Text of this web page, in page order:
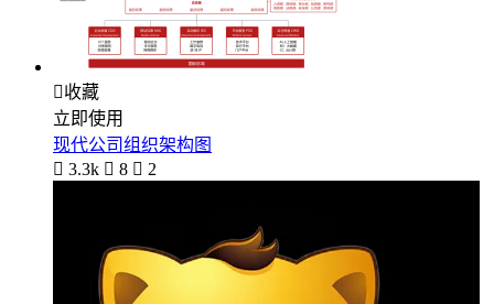
收藏
立即使用
现代公司组织架构图
 3.3k  8  2